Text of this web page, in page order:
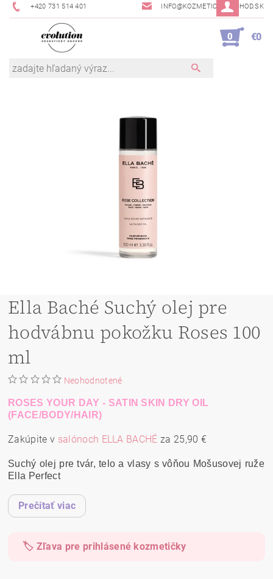
+420 731 514 401 INFO@KOZMETICKYOBCHOD.SK
0 €0
Ella Baché Suchý olej pre
hodvábnu pokožku Roses 100
ml
Neohodnotené
ROSES YOUR DAY - SATIN SKIN DRY OIL
(FACE/BODY/HAIR)
Zakúpite v salónoch ELLA BACHÉ za 25,90 €
Suchý olej pre tvár, telo a vlasy s vôňou Mošusovej ruže
Ella Perfect
Prečítať viac
🏷️ Zľava pre prihlásené kozmetičky